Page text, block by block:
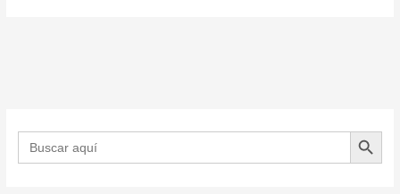
Buscar: BOTÓN DE